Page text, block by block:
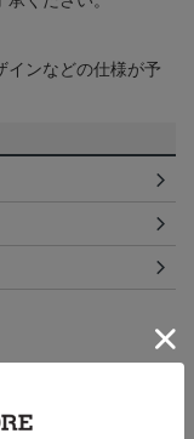
インなどの仕様が予